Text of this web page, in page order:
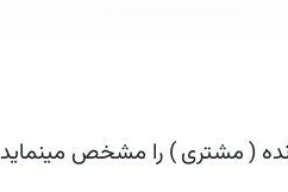
(مشتری) را مشخص مینماید